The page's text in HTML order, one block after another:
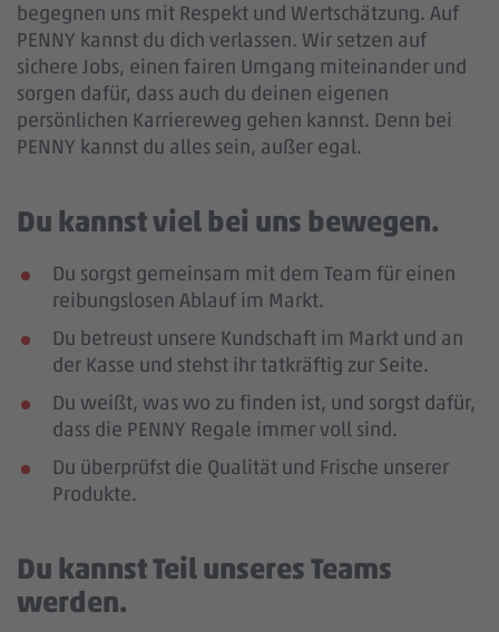
begegnen uns mit Respekt und Wertschätzung. Auf
PENNY kannst du dich verlassen. Wir setzen auf
sichere Jobs, einen fairen Umgang miteinander und
sorgen dafür, dass auch du deinen eigenen
persönlichen Karriereweg gehen kannst. Denn bei
PENNY kannst du alles sein, außer egal.
Du kannst viel bei uns bewegen.
Du sorgst gemeinsam mit dem Team für einen
reibungslosen Ablauf im Markt.
Du betreust unsere Kundschaft im Markt und an
der Kasse und stehst ihr tatkräftig zur Seite.
Du weißt, was wo zu finden ist, und sorgst dafür,
dass die PENNY Regale immer voll sind.
Du überprüfst die Qualität und Frische unserer
Produkte.
Du kannst Teil unseres Teams
werden.